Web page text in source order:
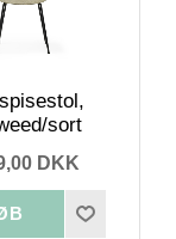
sort
DKK